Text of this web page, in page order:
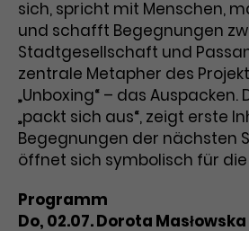
Zweck
Optin-
um Besuche zu
Name _gid
Anbieter Google Analytics
Dieses Cookie wird
Zweck
Wird von Google
die Effizienz von
messen und
speichern. Dieses
nachzuvollziehen,
Google-Anzeigen
Website gelangt
Name _gcl_aw
sich, spricht mit Menschen,
und schafft Begegnungen
Stadtgesellschaft und
zentrale Metapher des
„Unboxing“ – das Auspacken.
„packt sich aus“, zeigt erste
Begegnungen der nächsten
öffnet sich symbolisch für
Programm
Do, 02.07. Dorota Masłowska